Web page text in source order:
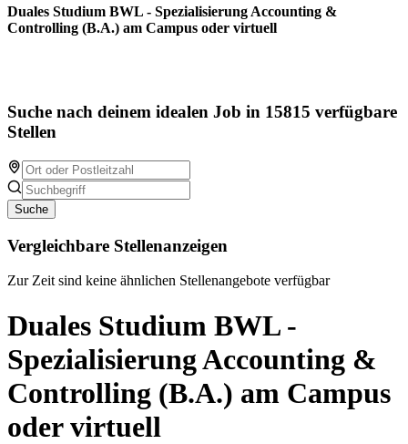
Duales Studium BWL - Spezialisierung Accounting &
Controlling (B.A.) am Campus oder virtuell
Suche nach deinem idealen Job in 15815 verfügbare
Stellen
Suche
Vergleichbare Stellenanzeigen
Zur Zeit sind keine ähnlichen Stellenangebote verfügbar
Duales Studium BWL -
Spezialisierung Accounting &
Controlling (B.A.) am Campus
oder virtuell